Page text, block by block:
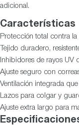
adicional.
Características
Protección total contra
Tejido duradero,
Inhibidores de rayos UV
Ajuste seguro con
Ventilación integrada
Lazos para colgar y
Ajuste extra largo para